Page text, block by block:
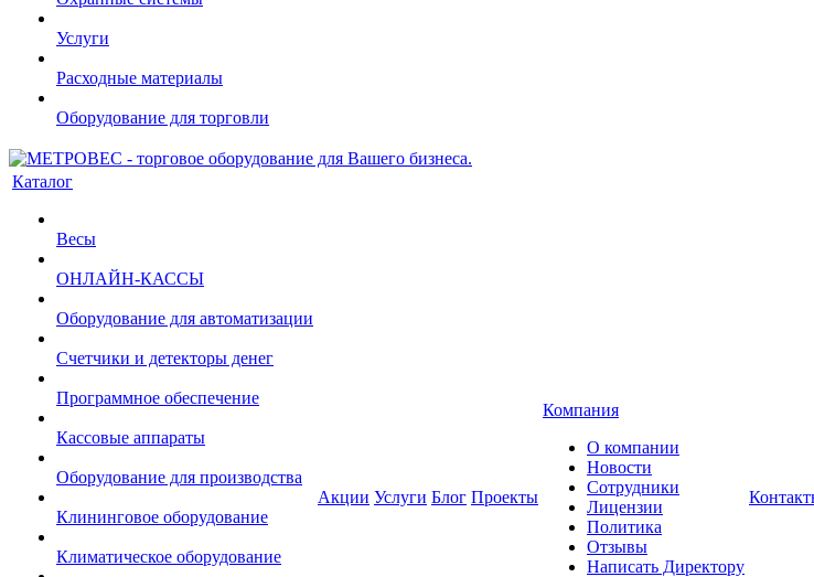
Услуги
Расходные материалы
Оборудование для торговли
Каталог
Весы
ОНЛАЙН-КАССЫ
Оборудование для автоматизации
Счетчики и детекторы денег
Программное обеспечение
Кассовые аппараты
Оборудование для производства
Клининговое оборудование
Климатическое оборудование
Акции Услуги Блог Проекты
Компания
О компании
Новости
Сотрудники
Лицензии
Политика
Отзывы
Написать Директору